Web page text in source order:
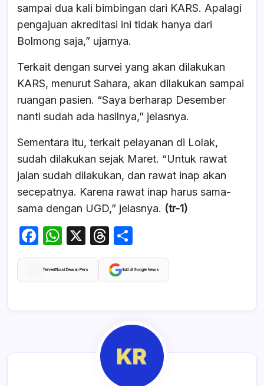
sampai dua kali bimbingan dari KARS. Apalagi
pengajuan akreditasi ini tidak hanya dari
Bolmong saja,” ujarnya.
Terkait dengan survei yang akan dilakukan
KARS, menurut Sahara, akan dilakukan sampai
ruangan pasien. “Saya berharap Desember
nanti sudah ada hasilnya,” jelasnya.
Sementara itu, terkait pelayanan di Lolak,
sudah dilakukan sejak Maret. “Untuk rawat
jalan sudah dilakukan, dan rawat inap akan
secepatnya. Karena rawat inap harus sama-
sama dengan UGD,” jelasnya. (tr-1)
F
a
c
W
h
at
X
T
hr
e
s
h
ar
Terverifikasi Dewan Pers Ikuti di Google News